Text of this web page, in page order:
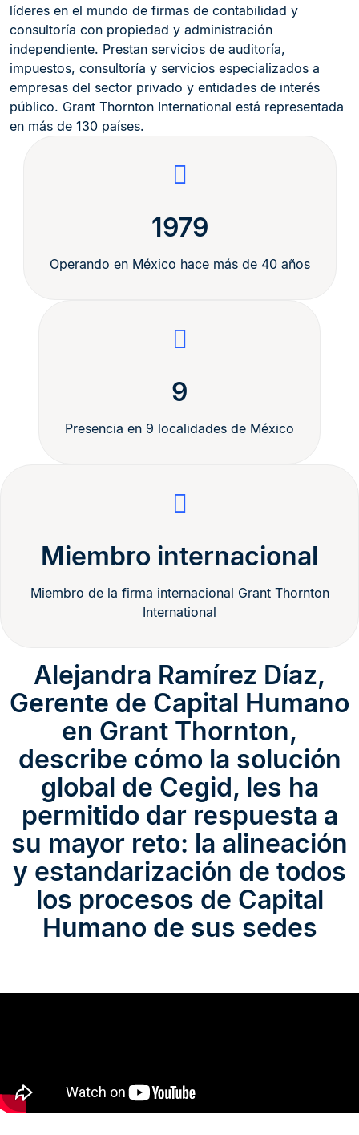
líderes en el mundo de firmas de contabilidad y
consultoría con propiedad y administración
independiente. Prestan servicios de auditoría,
impuestos, consultoría y servicios especializados a
empresas del sector privado y entidades de interés
público. Grant Thornton International está representada
en más de 130 países.
1979
Operando en México hace más de 40 años
9
Presencia en 9 localidades de México
Miembro internacional
Miembro de la firma internacional Grant Thornton
International
Alejandra Ramírez Díaz,
Gerente de Capital Humano
en Grant Thornton,
describe cómo la solución
global de Cegid, les ha
permitido dar respuesta a
su mayor reto: la alineación
y estandarización de todos
los procesos de Capital
Humano de sus sedes